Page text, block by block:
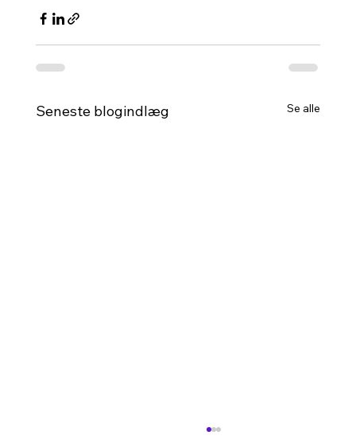
Seneste blogindlæg Se alle